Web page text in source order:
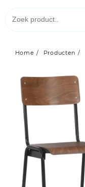
Home Producten